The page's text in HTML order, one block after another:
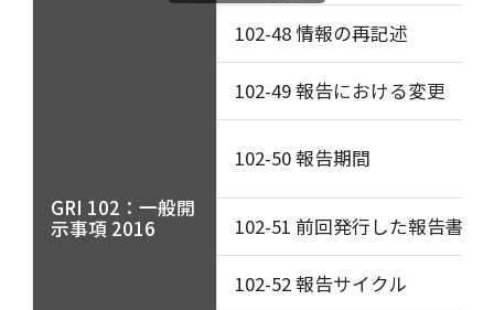
GRI 102：一般開
示事項 2016
102-48 情報の再記述
102-49 報告における変更
102-50 報告期間
102-51 前回発行した報告書の
102-52 報告サイクル